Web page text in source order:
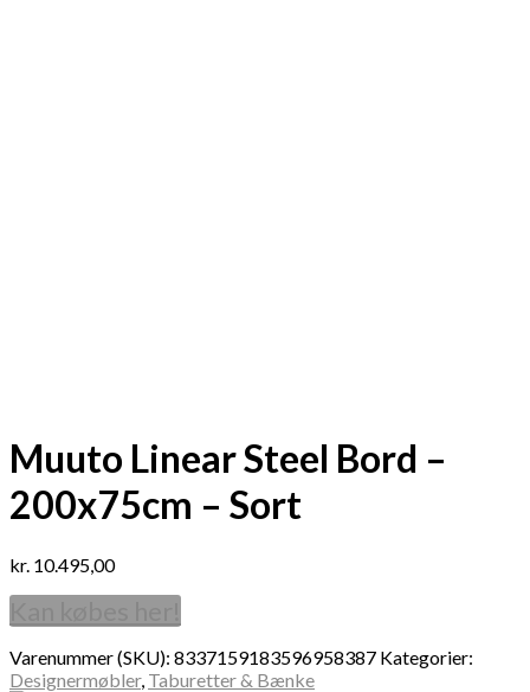
Muuto Linear Steel Bord –
200x75cm – Sort
kr. 10.495,00
Varenummer (SKU): 8337159183596958387 Kategorier:
Designermøbler, Taburetter & Bænke